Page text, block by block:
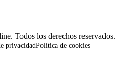
Todos los derechos reservados.
privacidadPolítica de cookies